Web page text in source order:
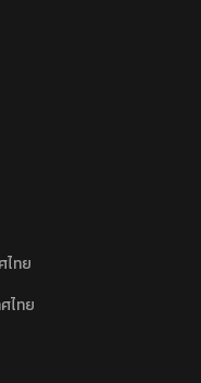
ไทย
ไทย